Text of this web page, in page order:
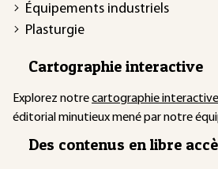
Équipements industriels
Plasturgie
Cartographie interactive
Explorez notrecartographie interactive
éditorial minutieux mené par notre
Des contenus en libre